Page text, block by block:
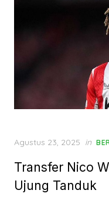
Posted
Agustus 23, 2025 in
Transfer Nico
Ujung Tanduk